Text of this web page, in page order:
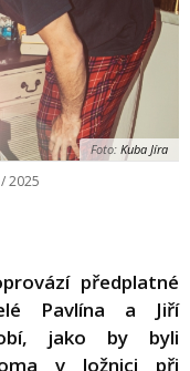
Foto: Kuba Jíra
2025
předplatné
Pavlína a Jiří
jako by byli
v ložnici při